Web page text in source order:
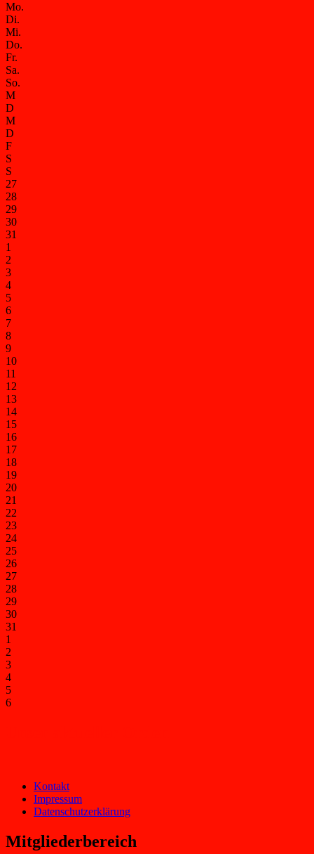
Mo.
Di.
Mi.
Do.
Fr.
Sa.
So.
M
D
M
D
F
S
S
27
28
29
30
31
1
2
3
4
5
6
7
8
9
10
11
12
13
14
15
16
17
18
19
20
21
22
23
24
25
26
27
28
29
30
31
1
2
3
4
5
6
Kontakt
Impressum
Datenschutzerklärung
Mitgliederbereich